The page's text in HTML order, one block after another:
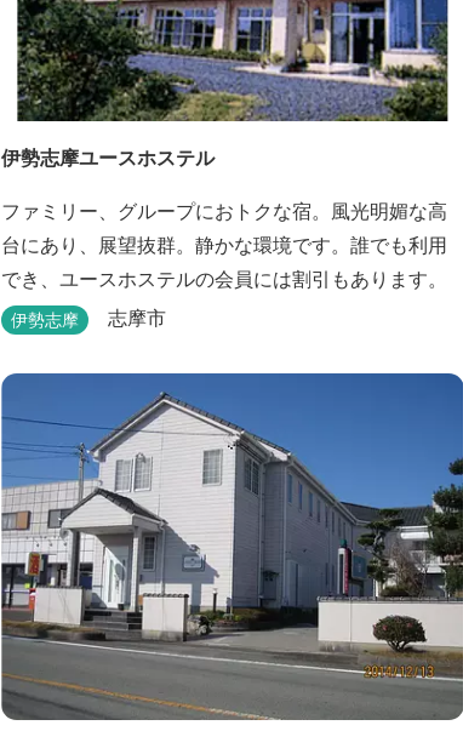
伊勢志摩ユースホステル
ファミリー、グループにおトクな宿。風光明媚な高
台にあり、展望抜群。静かな環境です。誰でも利用
でき、ユースホステルの会員には割引もあります。
伊勢志摩 志摩市